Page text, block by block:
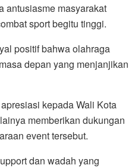
antusiasme masyarakat
sport begitu tinggi.
positif bahwa olahraga
depan yang menjanjikan
kepada Wali Kota
memberikan dukungan
event tersebut.
dan wadah yang